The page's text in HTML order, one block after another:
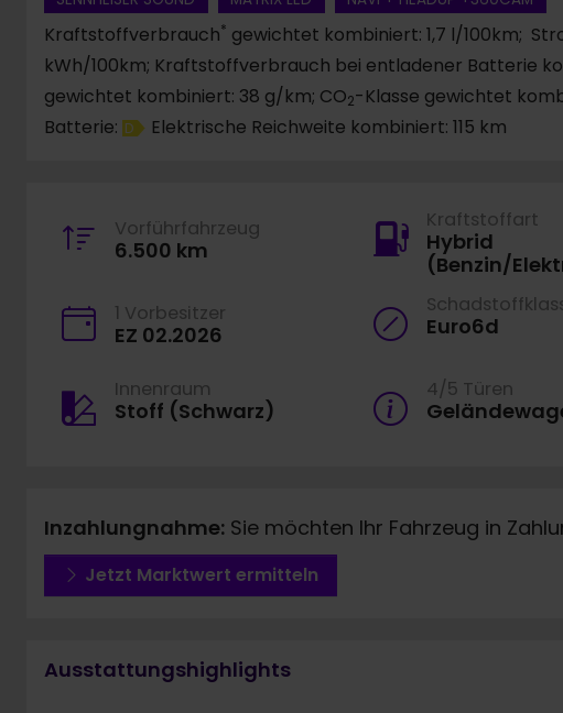
Kraftstoffverbrauch* gewichtet kombiniert: 1,7 l/100km;
kWh/100km; Kraftstoffverbrauch bei entladener Batterie
gewichtet kombiniert: 38 g/km; CO2-Klasse gewichtet
Batterie: D Elektrische Reichweite kombiniert: 115 km
Vorführfahrzeug
6.500 km
Kraftstoffart
Hybrid
(Benzin/
1 Vorbesitzer
EZ 02.2026 Euro6d
Innenraum
Stoff (Schwarz)
4/5 Türen
Inzahlungnahme: Sie möchten Ihr Fahrzeug in
Jetzt Marktwert ermitteln
Ausstattungshighlights